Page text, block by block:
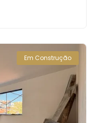
Em Construção